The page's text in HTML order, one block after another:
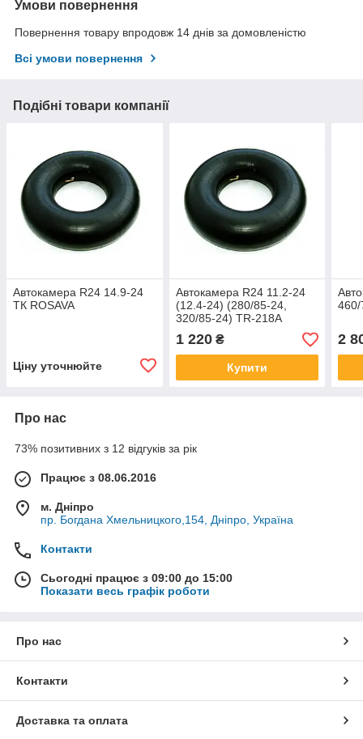
Умови повернення
Повернення товару впродовж 14 днів за домовленістю
Всі умови повернення
Подібні товари компанії
Автокамера R24 14.9-24
ТК ROSAVA
Ціну уточнюйте
Автокамера R24 11.2-24
(12.4-24) (280/85-24,
320/85-24) TR-218A
KABAT
1 220₴
Купити
460/
2
Про нас
73% позитивних з 12 відгуків за рік
Працює з 08.06.2016
м. Дніпро
пр. Богдана Хмельницкого,154, Дніпро, Україна
Контакти
Сьогодні працює з 09:00 до 15:00
Показати весь графік роботи
Про нас
Контакти
Доставка та оплата